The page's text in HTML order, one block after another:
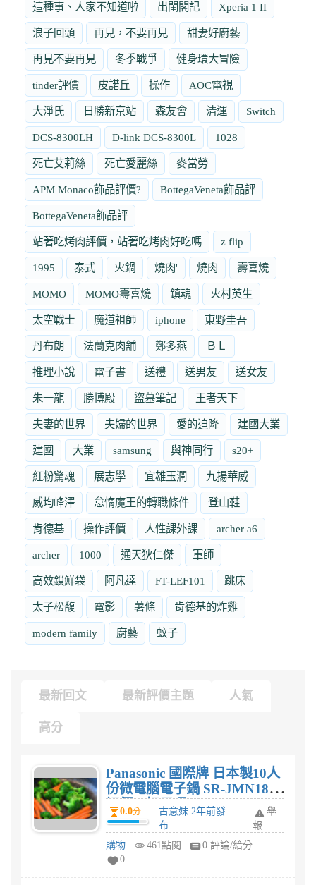
這種事、人家不知道啦 出閨閣記 Xperia 1 II
浪子回頭 再見，不要再見 甜妻好廚藝
再見不要再見 冬季戰爭 健身環大冒險
tinder評價 皮諾丘 操作 AOC電視
大淨氏 日勝新京站 森友會 清運 Switch
DCS-8300LH D-link DCS-8300L 1028
死亡艾莉絲 死亡愛麗絲 麥當勞
APM Monaco飾品評價? BottegaVeneta飾品評
BottegaVeneta飾品評
站著吃烤肉評價，站著吃烤肉好吃嗎 z flip
1995 泰式 火鍋 燒肉' 燒肉 壽喜燒
MOMO MOMO壽喜燒 鎮魂 火村英生
太空戰士 魔道祖師 iphone 東野圭吾
丹布朗 法蘭克肉舖 鄭多燕 ＢＬ
推理小說 電子書 送禮 送男友 送女友
朱一龍 勝博殿 盜墓筆記 王者天下
夫妻的世界 夫婦的世界 愛的迫降 建國大業
建國 大業 samsung 與神同行 s20+
紅粉驚魂 展志學 宜雄玉潤 九揚華威
威均峰澤 怠惰魔王的轉職條件 登山鞋
肯德基 操作評價 人性課外課 archer a6
archer 1000 通天狄仁傑 軍師
高效鎖鮮袋 阿凡達 FT-LEF101 跳床
太子松馥 電影 薯條 肯德基的炸雞
modern family 廚藝 蚊子
最新回文 最新評價主題 人氣
高分
Panasonic 國際牌 日本製10人
份微電腦電子鍋 SR-JMN188
評價，好用嗎?
0.0分
古意妹 2年前發
布
舉
報
購物
461點閱
0 評論/給分
0